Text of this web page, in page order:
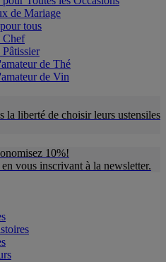
de Mariage
tous
Chef
de Thé
de Vin
la liberté de choisir leurs ustensiles
10%!
vous inscrivant à la newsletter.